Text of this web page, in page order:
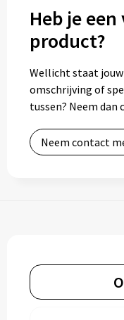
Heb je
product?
Wellicht staat
omschrijving of
tussen? Neem
Neem contact